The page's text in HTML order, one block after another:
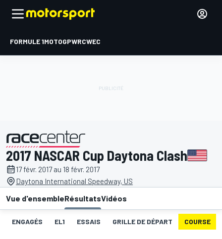
FORMULE 1MOTOGPWRCWEC
présenté par
2017 NASCAR Cup Daytona Clash
17 févr. 2017 au 18 févr. 2017
Daytona International Speedway, US
Vue d'ensembleRésultatsVidéos
ENGAGÉS EL1 ESSAIS GRILLE DE DÉPART COURSE